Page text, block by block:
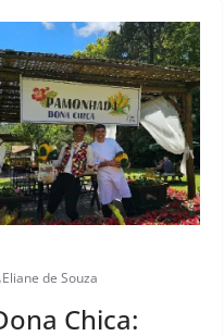
Eliane de Souza
Chica: